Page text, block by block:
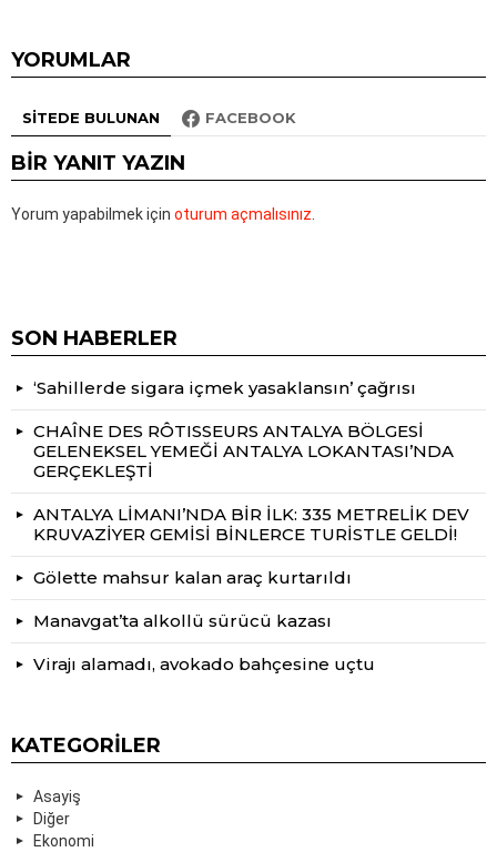
YORUMLAR
SITEDE BULUNAN FACEBOOK
BIR YANIT YAZIN
Yorum yapabilmek için oturum açmalısınız
SON HABERLER
‘Sahillerde sigara içmek yasaklansın’ çağrısı
CHAÎNE DES RÔTISSEURS ANTALYA BÖLGESİ
GELENEKSEL YEMEĞİ ANTALYA LOKANTASI’NDA
GERÇEKLEŞTİ
ANTALYA LİMANI’NDA BİR İLK: 335 METRELİK DEV
KRUVAZİYER GEMİSİ BİNLERCE TURİSTLE GELDİ!
Gölette mahsur kalan araç kurtarıldı
Manavgat’ta alkollü sürücü kazası
Virajı alamadı, avokado bahçesine uçtu
KATEGORILER
Asayiş
Diğer
Ekonomi